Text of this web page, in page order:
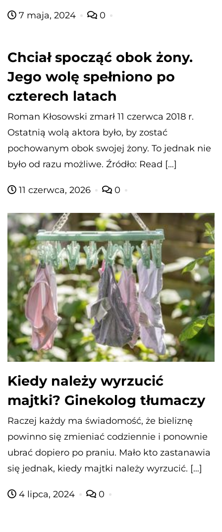
7 maja, 2024 0
Chciał spocząć obok żony.
Jego wolę spełniono po
czterech latach
Roman Kłosowski zmarł 11 czerwca 2018 r.
Ostatnią wolą aktora było, by zostać
pochowanym obok swojej żony. To jednak nie
było od razu możliwe. Źródło: Read […]
11 czerwca, 2026 0
Kiedy należy wyrzucić
majtki? Ginekolog tłumaczy
Raczej każdy ma świadomość, że bieliznę
powinno się zmieniać codziennie i ponownie
ubrać dopiero po praniu. Mało kto zastanawia
się jednak, kiedy majtki należy wyrzucić. […]
4 lipca, 2024 0